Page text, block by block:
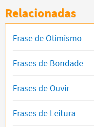
Relacionadas
Frase de Otimismo
Frases de Bondade
Frases de Ouvir
Frases de Leitura